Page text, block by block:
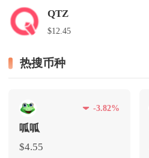
QTZ
$12.45
热搜币种
-3.82%
呱呱
$4.55